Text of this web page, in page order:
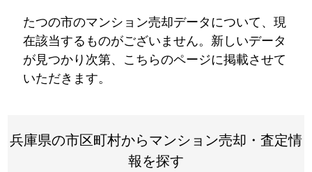
たつの市のマンション売却データについて、現
在該当するものがございません。新しいデータ
が見つかり次第、こちらのページに掲載させて
いただきます。
兵庫県の市区町村からマンション売却・査定情
報を探す